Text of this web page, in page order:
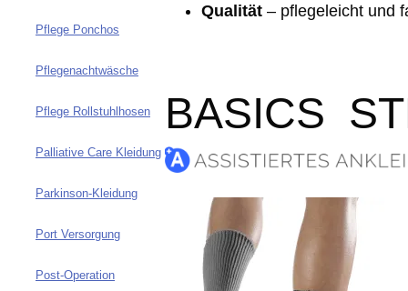
Pflege Ponchos
Pflegenachtwäsche
Pflege Rollstuhlhosen
Palliative Care Kleidung
Parkinson-Kleidung
Port Versorgung
Post-Operation
Qualität – pflegeleicht und
BASICS